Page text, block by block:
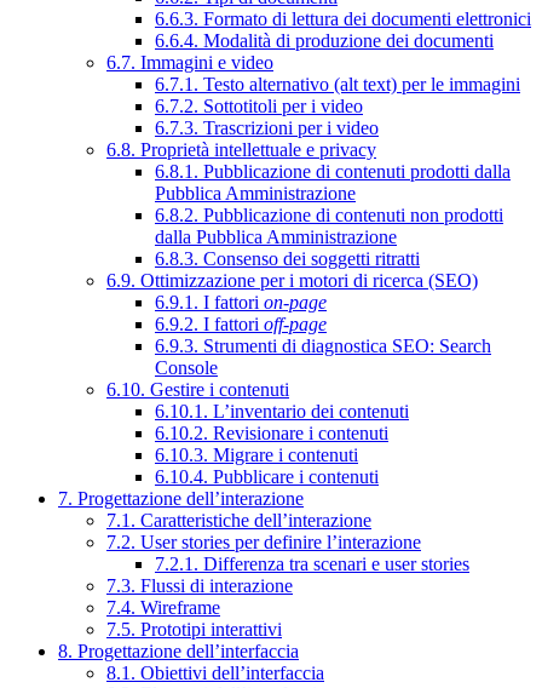
6.6.3. Formato di lettura dei documenti elettronici
6.6.4. Modalità di produzione dei documenti
6.7. Immagini e video
6.7.1. Testo alternativo (alt text) per le immagini
6.7.2. Sottotitoli per i video
6.7.3. Trascrizioni per i video
6.8. Proprietà intellettuale e privacy
6.8.1. Pubblicazione di contenuti prodotti dalla
Pubblica Amministrazione
6.8.2. Pubblicazione di contenuti non prodotti
dalla Pubblica Amministrazione
6.8.3. Consenso dei soggetti ritratti
6.9. Ottimizzazione per i motori di ricerca (SEO)
6.9.1. I fattori on-page
6.9.2. I fattori off-page
6.9.3. Strumenti di diagnostica SEO: Search
Console
6.10. Gestire i contenuti
6.10.1. L’inventario dei contenuti
6.10.2. Revisionare i contenuti
6.10.3. Migrare i contenuti
6.10.4. Pubblicare i contenuti
7. Progettazione dell’interazione
7.1. Caratteristiche dell’interazione
7.2. User stories per definire l’interazione
7.2.1. Differenza tra scenari e user stories
7.3. Flussi di interazione
7.4. Wireframe
7.5. Prototipi interattivi
8. Progettazione dell’interfaccia
8.1. Obiettivi dell’interfaccia